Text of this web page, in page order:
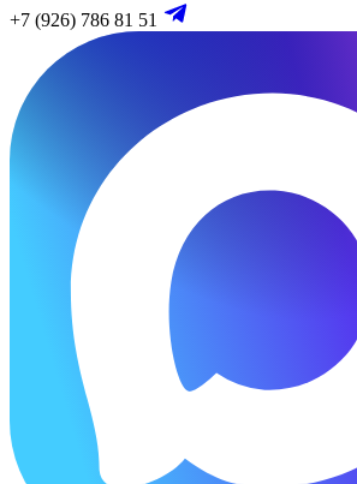
+7 (926) 786 81 51